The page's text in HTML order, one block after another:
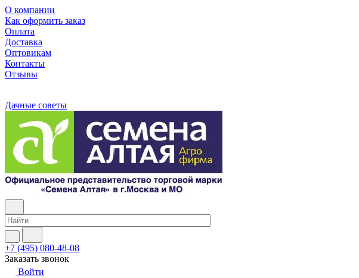
О компании
Как оформить заказ
Оплата
Доставка
Оптовикам
Контакты
Отзывы
Дачные советы
+7 (495) 080-48-08
Заказать звонок
Войти